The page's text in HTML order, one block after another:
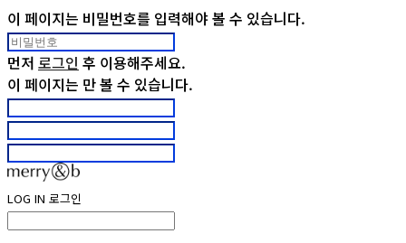
이 페이지는 비밀번호를 입력해야 볼 수 있습니다.
먼저 로그인 후 이용해주세요.
이 페이지는 만 볼 수 있습니다.
LOG IN 로그인